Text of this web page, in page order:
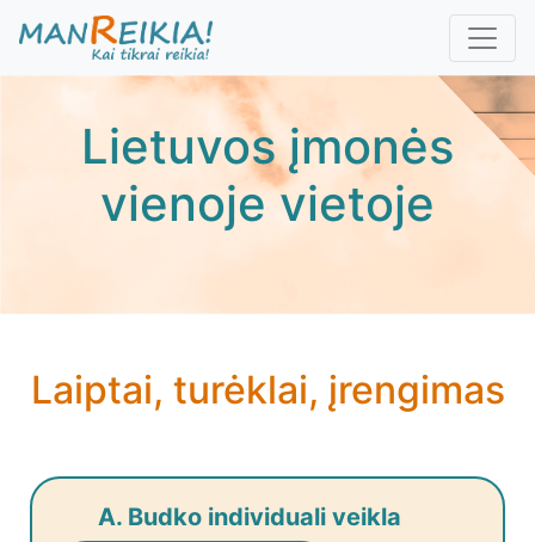
pagrindinį
Lietuvos įmonės
vienoje vietoje
Laiptai, turėklai, įrengimas
A. Budko individuali veikla